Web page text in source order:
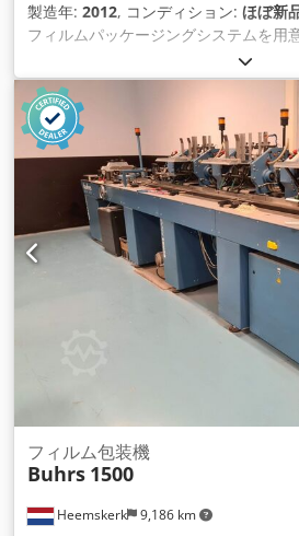
製造年: 2012, コンディション: ほぼ新
フィルムパッケージングシステムを用
2013年ですが、Buhrs社ではオプショ
ることもできます。その後、2回転式
装備されました。 システム情報 シス
プ：Buhrs 1000フィルムラッピング
c/h) 製造年：2013年
フィーダー、プッシュフィーダータ
ーベースステーション 4 Buhrs 1000
Cedjhid Adjpfx Abrsha 1 Buhrs 1000
ルバー付きフィルムラッピング用モジ
Heemskerk 9,186 km
フィルム包装機
Buhrs 1500